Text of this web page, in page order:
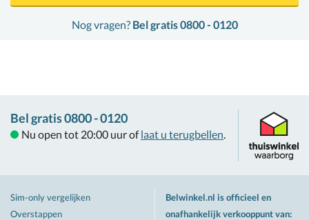
Nog vragen? Bel gratis 0800 - 0120
Bel gratis 0800 - 0120
Nu open tot 20:00 uur of laat u terugbellen.
Sim-only vergelijken
Overstappen
Belwinkel.nl is officieel en
onafhankelijk verkooppunt van: